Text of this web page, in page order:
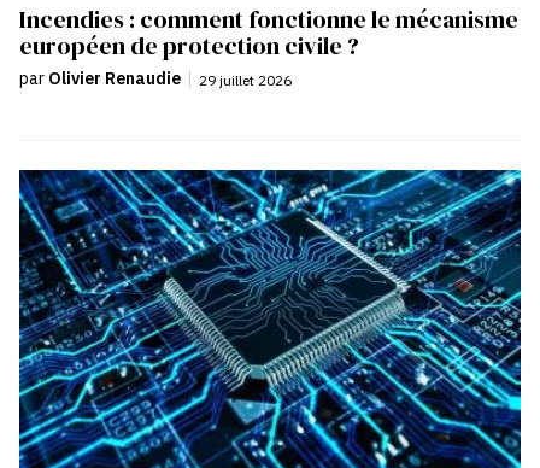
Incendies : comment fonctionne le mécanisme
européen de protection civile ?
par Olivier Renaudie | 29 juillet 2026